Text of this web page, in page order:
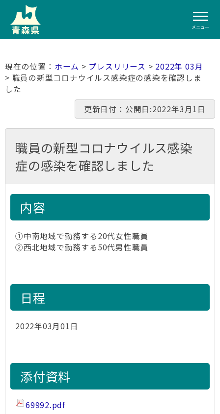
メニュー
ホーム > プレスリリース > 2022年 03月
> 職員の新型コロナウイルス感染症の感染を確認しま
した
更新日付：公開日:2022年3月1日
職員の新型コロナウイルス感染
症の感染を確認しました
内容
①中南地域で勤務する20代女性職員
②西北地域で勤務する50代男性職員
日程
2022年03月01日
添付資料
69992.pdf